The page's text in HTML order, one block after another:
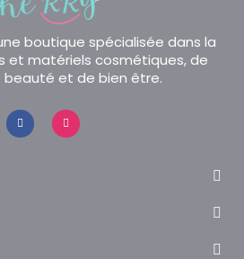
boutique spécialisée dans la
et matériels cosmétiques, de
beauté et de bien être.